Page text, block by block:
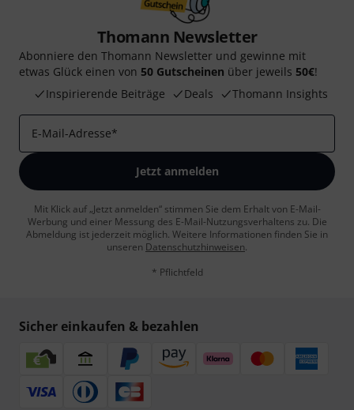
Thomann Newsletter
Abonniere den Thomann Newsletter und gewinne mit
etwas Glück einen von 50 Gutscheinen über jeweils 50€!
Inspirierende Beiträge
Deals Thomann Insights
E-Mail-Adresse*
Jetzt anmelden
Mit Klick auf „Jetzt anmelden“ stimmen Sie dem Erhalt von E-Mail-
Werbung und einer Messung des E-Mail-Nutzungsverhaltens zu. Die
Abmeldung ist jederzeit möglich. Weitere Informationen finden Sie in
unseren Datenschutzhinweisen.
* Pflichtfeld
Sicher einkaufen & bezahlen